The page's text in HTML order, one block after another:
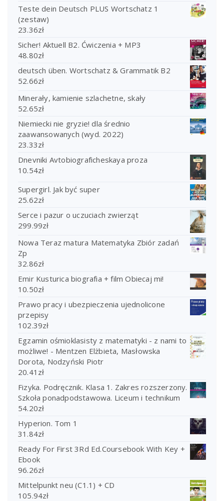
Teste dein Deutsch PLUS Wortschatz 1
(zestaw)
23.36zł
Sicher! Aktuell B2. Ćwiczenia + MP3
48.80zł
deutsch üben. Wortschatz & Grammatik B2
52.66zł
Minerały, kamienie szlachetne, skały
52.65zł
Niemiecki nie gryzie! dla średnio
zaawansowanych (wyd. 2022)
23.33zł
Dnevniki Avtobiograficheskaya proza
10.54zł
Supergirl. Jak być super
25.62zł
Serce i pazur o uczuciach zwierząt
299.99zł
Nowa Teraz matura Matematyka Zbiór zadań
Zp
32.86zł
Emir Kusturica biografia + film Obiecaj mi!
10.50zł
Prawo pracy i ubezpieczenia ujednolicone
przepisy
102.39zł
Egzamin ośmioklasisty z matematyki - z nami to
możliwe! - Mentzen Elżbieta, Masłowska
Dorota, Nodzyński Piotr
20.41 zł
Fizyka. Podręcznik. Klasa 1. Zakres rozszerzony.
Szkoła ponadpodstawowa. Liceum i technikum
54.20zł
Hyperion. Tom 1
31.84zł
Ready For First 3Rd Ed.Coursebook With Key +
Ebook
96.26zł
Mittelpunkt neu (C1.1) + CD
105.94zł